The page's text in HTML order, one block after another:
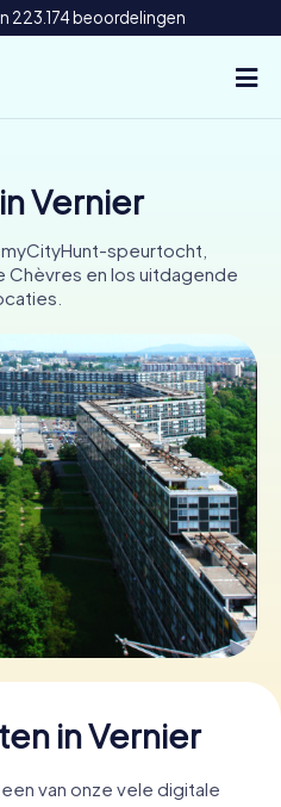
223.174 beoordelingen
CH
DE
UK
IE
tickets
Vernier
speurtocht,
en los uitdagende
in Vernier
van onze vele digitale